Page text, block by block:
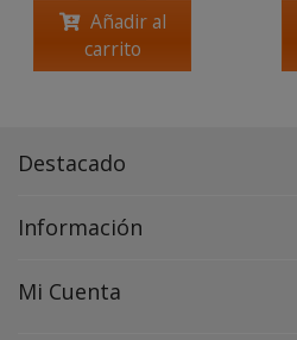
Añadir al
carrito
Destacado
Información
Mi Cuenta